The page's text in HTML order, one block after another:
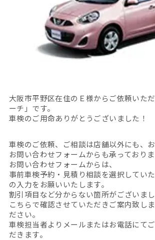
大阪市平野区在住のＥ様からご依頼いた
ーチ」です。
車検のご用命ありがとうございました！
車検のご依頼、ご相談は店舗以外にも、
お問い合わせフォームからも承っておりま
お問い合わせフォームからは、
事前車検予約・見積り相談を選択してい
の入力をお願いいたします。
割引項目など分からない箇所がございまし
こちらで確認させていただきご案内致し
ださい。
車検担当者よりメールまたはお電話にて
だきます。